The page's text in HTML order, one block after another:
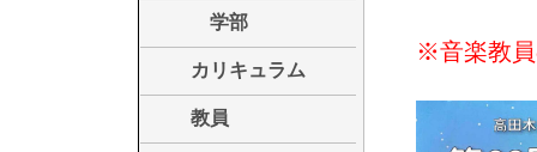
学部
カリキュラム
教員
※音楽教員